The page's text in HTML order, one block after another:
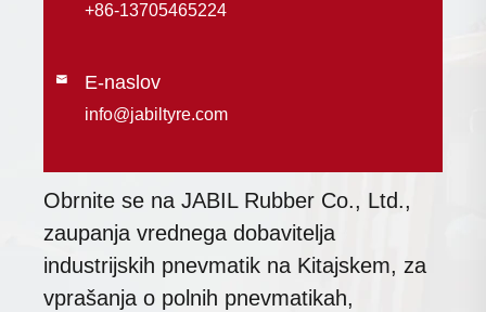
+86-13705465224
 E-naslov
info@jabiltyre.com
Obrnite se na JABIL Rubber Co., Ltd.,
zaupanja vrednega dobavitelja
industrijskih pnevmatik na Kitajskem, za
vprašanja o polnih pnevmatikah,